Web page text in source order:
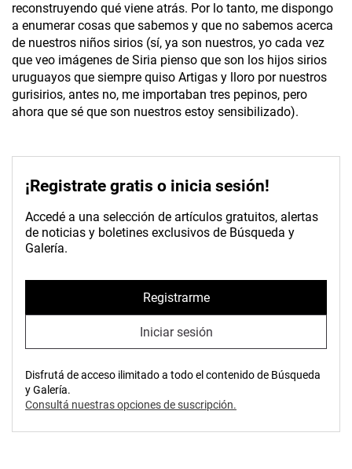
reconstruyendo qué viene atrás. Por lo tanto, me dispongo
a enumerar cosas que sabemos y que no sabemos acerca
de nuestros niños sirios (sí, ya son nuestros, yo cada vez
que veo imágenes de Siria pienso que son los hijos sirios
uruguayos que siempre quiso Artigas y lloro por nuestros
gurisirios, antes no, me importaban tres pepinos, pero
ahora que sé que son nuestros estoy sensibilizado).
¡Registrate gratis o inicia sesión!
Accedé a una selección de artículos gratuitos, alertas
de noticias y boletines exclusivos de Búsqueda y
Galería.
Registrarme
Iniciar sesión
Disfrutá de acceso ilimitado a todo el contenido de Búsqueda
y Galería.
Consultá nuestras opciones de suscripción.